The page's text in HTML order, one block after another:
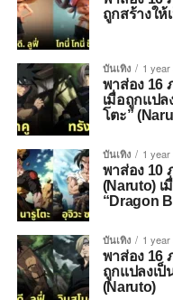
ถูกสร้างให้
บันเทิง 1 year
พาส่อง 16
เมื่อถูกแปล
โตะ”
บันเทิง 1 year
พาส่อง 10
(Naruto) เ
“Dragon
บันเทิง 1 year
พาส่อง 16
ถูกแปลงเป็
(Naruto)